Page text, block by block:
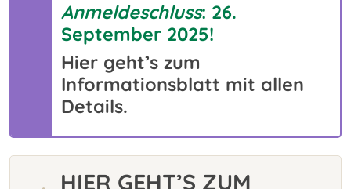
Anmeldeschluss: 26.
September 2025!
Hier geht’s zum
Informationsblatt mit allen
Details.
HIER GEHT’S ZUM